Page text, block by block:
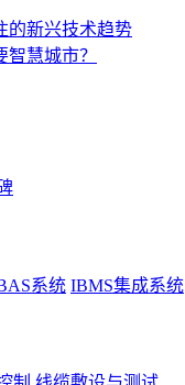
的新兴技术趋势
慧城市？
系统 IBMS集成系统